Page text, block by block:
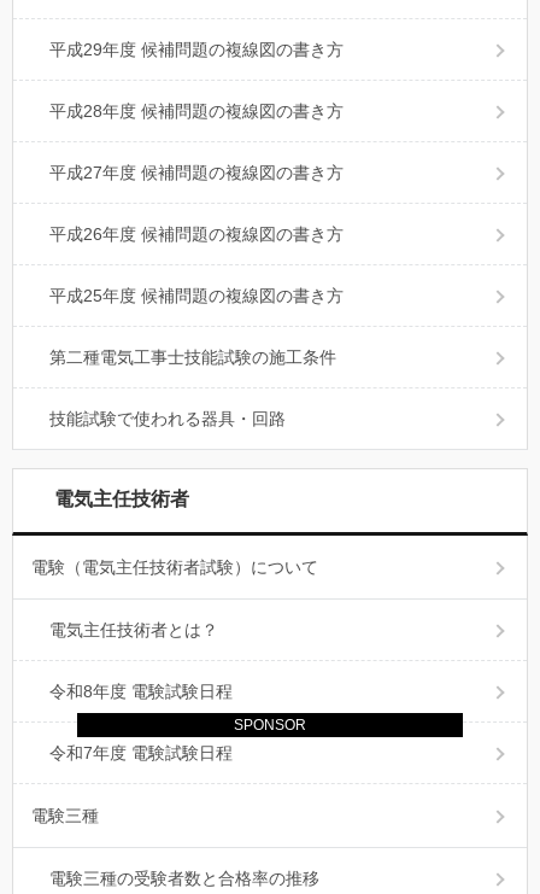
SPONSOR
平成29年度 候補問題の複線図の書き方
平成28年度 候補問題の複線図の書き方
平成27年度 候補問題の複線図の書き方
平成26年度 候補問題の複線図の書き方
平成25年度 候補問題の複線図の書き方
第二種電気工事士技能試験の施工条件
技能試験で使われる器具・回路
電気主任技術者
電験（電気主任技術者試験）について
電気主任技術者とは？
令和8年度 電験試験日程
令和7年度 電験試験日程
電験三種
電験三種の受験者数と合格率の推移